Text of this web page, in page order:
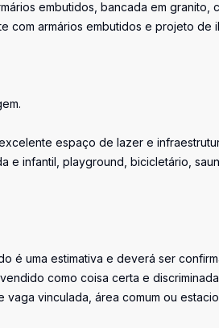
embutidos, bancada em
com armários embutidos e projeto de
espaço de lazer e
e infantil, playground, bicicletário,
é uma estimativa e deverá ser
como coisa certa e
vaga vinculada, área comum ou